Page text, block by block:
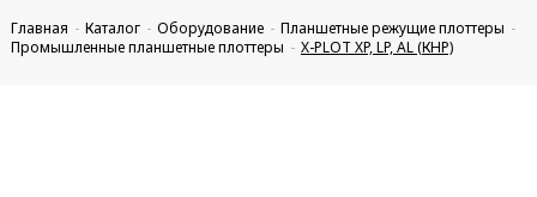
Главная Каталог Оборудование
Планшетные режущие плоттеры
Промышленные планшетные плоттеры
X-PLOT XP, LP, AL (КНР)